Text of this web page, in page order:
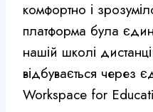
комфортно і
платформа була
нашій школі
відбувається через
Workspace for